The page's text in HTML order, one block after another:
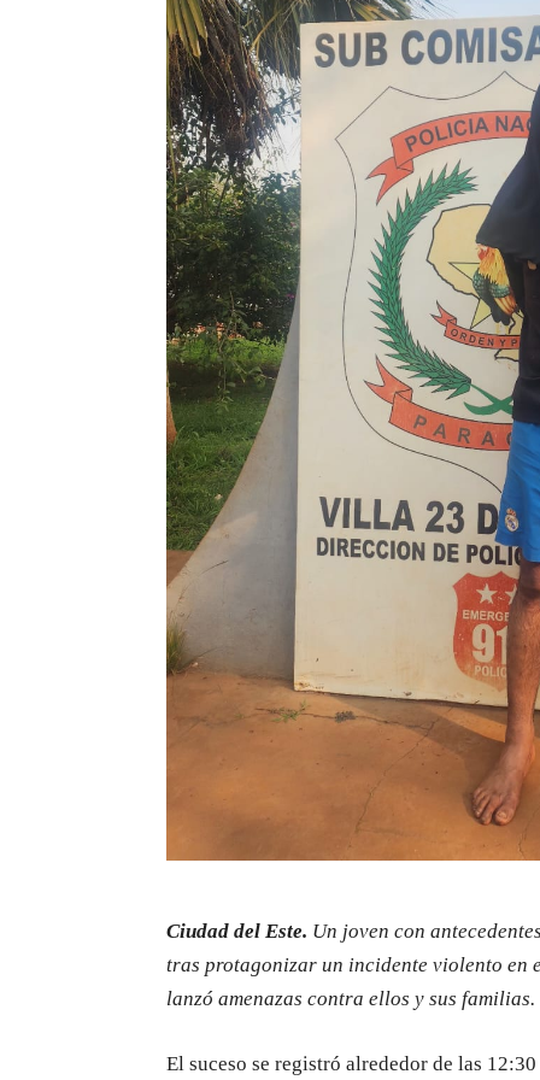
Ciudad del Este. Un joven con
tras protagonizar un incidente violento en
lanzó amenazas contra ellos y sus familias.
El suceso se registró alrededor de las